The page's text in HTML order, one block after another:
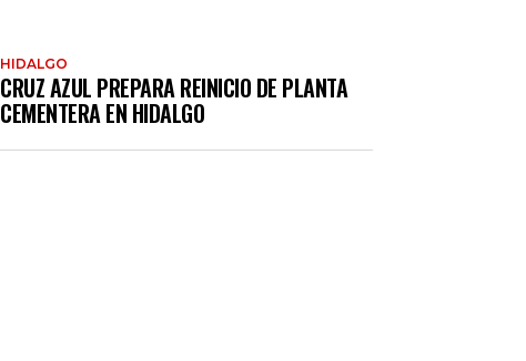
HIDALGO
CRUZ AZUL PREPARA REINICIO DE PLANTA
CEMENTERA EN HIDALGO